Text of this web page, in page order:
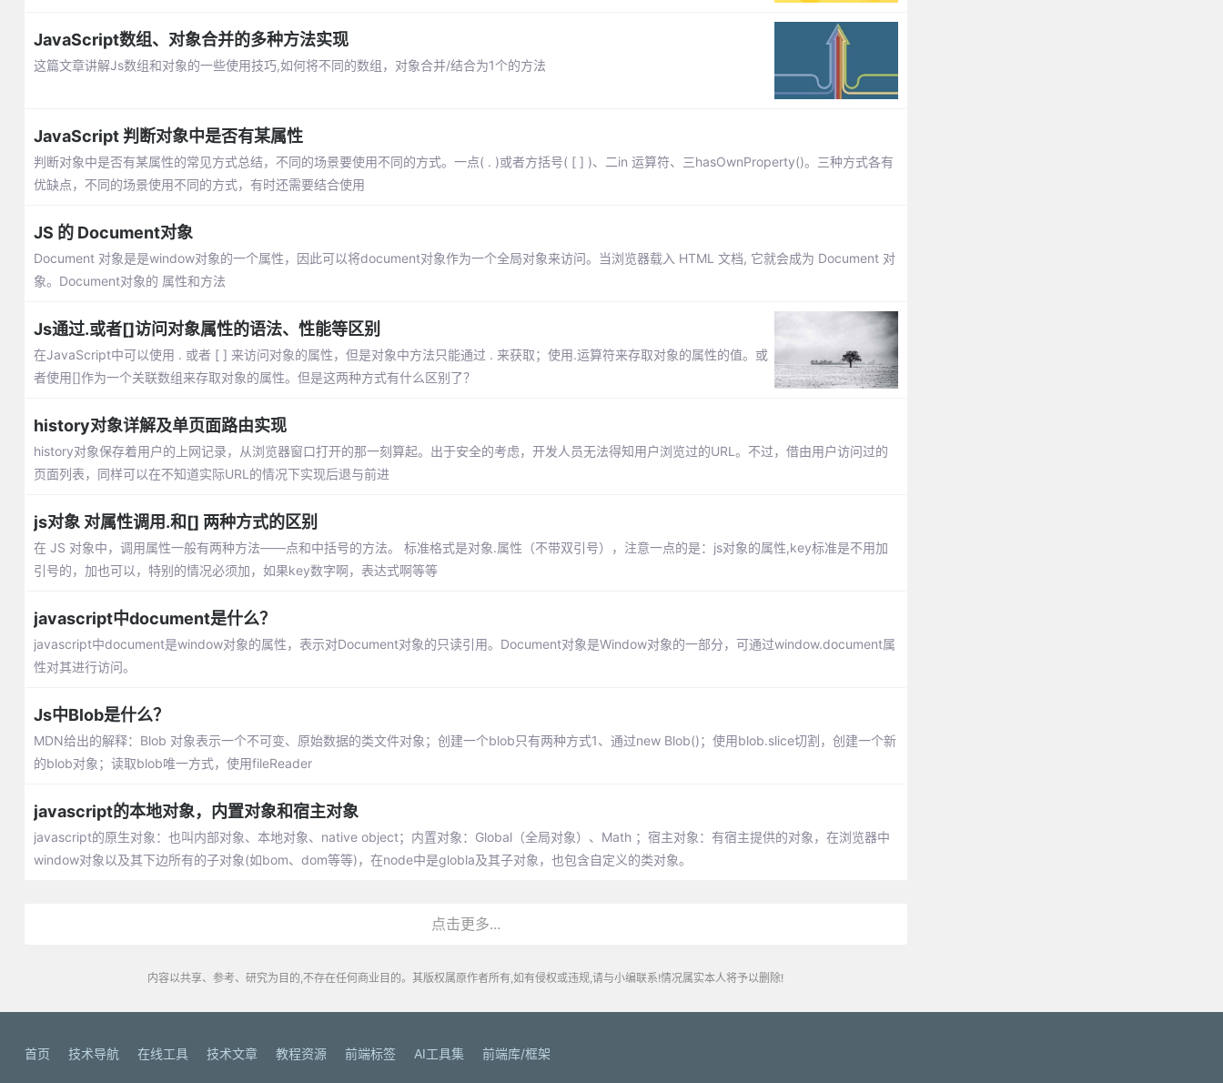
JavaScript数组、对象合并的多种方法实现
这篇文章讲解Js数组和对象的一些使用技巧,如何将不同的数组，对象合并/结合为1个的方法
JavaScript 判断对象中是否有某属性
判断对象中是否有某属性的常见方式总结，不同的场景要使用不同的方式。一点( . )或者方括号( [ ] )、二in 运算符、三hasOwnProperty()。三种方式各有
优缺点，不同的场景使用不同的方式，有时还需要结合使用
JS 的 Document对象
Document 对象是是window对象的一个属性，因此可以将document对象作为一个全局对象来访问。当浏览器载入 HTML 文档, 它就会成为 Document 对
象。Document对象的 属性和方法
Js通过.或者[]访问对象属性的语法、性能等区别
在JavaScript中可以使用 . 或者 [ ] 来访问对象的属性，但是对象中方法只能通过 . 来获取；使用.运算符来存取对象的属性的值。或
者使用[]作为一个关联数组来存取对象的属性。但是这两种方式有什么区别了？
history对象详解及单页面路由实现
history对象保存着用户的上网记录，从浏览器窗口打开的那一刻算起。出于安全的考虑，开发人员无法得知用户浏览过的URL。不过，借由用户访问过的
页面列表，同样可以在不知道实际URL的情况下实现后退与前进
js对象 对属性调用.和[] 两种方式的区别
在 JS 对象中，调用属性一般有两种方法——点和中括号的方法。 标准格式是对象.属性（不带双引号），注意一点的是：js对象的属性,key标准是不用加
引号的，加也可以，特别的情况必须加，如果key数字啊，表达式啊等等
javascript中document是什么？
javascript中document是window对象的属性，表示对Document对象的只读引用。Document对象是Window对象的一部分，可通过window.document属
性对其进行访问。
Js中Blob是什么？
MDN给出的解释：Blob 对象表示一个不可变、原始数据的类文件对象；创建一个blob只有两种方式1、通过new Blob()；使用blob.slice切割，创建一个新
的blob对象；读取blob唯一方式，使用fileReader
javascript的本地对象，内置对象和宿主对象
javascript的原生对象：也叫内部对象、本地对象、native object；内置对象：Global（全局对象）、Math ；宿主对象：有宿主提供的对象，在浏览器中
window对象以及其下边所有的子对象(如bom、dom等等)，在node中是globla及其子对象，也包含自定义的类对象。
点击更多...
内容以共享、参考、研究为目的,不存在任何商业目的。其版权属原作者所有,如有侵权或违规,请与小编联系!情况属实本人将予以删除!
首页 技术导航 在线工具 技术文章 教程资源 前端标签 AI工具集 前端库/框架